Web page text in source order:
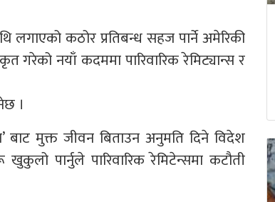
लगाएको कठोर प्रतिबन्ध सहज पार्ने अमेरिकी
गरेको नयाँ कदममा पारिवारिक रेमिट्यान्स र
।
मुक्त जीवन बिताउन अनुमति दिने विदेश
खुकुलो पार्नुले पारिवारिक रेमिटेन्समा कटौती